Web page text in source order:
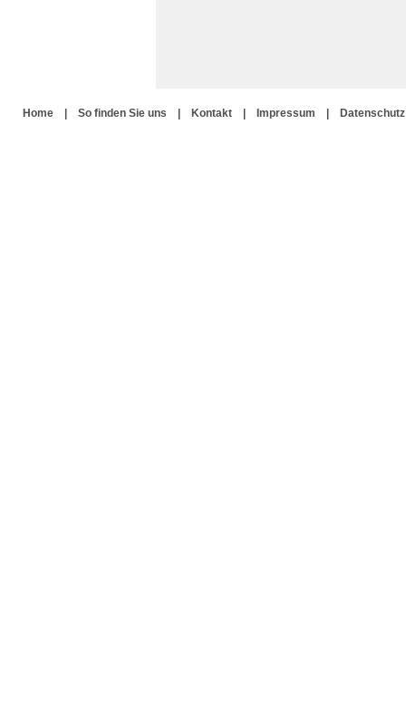
Home So finden Sie uns Kontakt Impressum Datenschutz